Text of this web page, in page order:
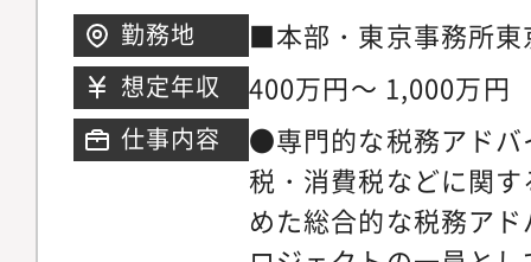
サービスの実現に関
ビスの会計・税務の
広げることができる
ド感を体感できる経
への貢献
勤務地
■本部・東京事務所東
丁目1番2号 東京ミ
三井タワー■大阪事
田町8番1号 大阪梅田
ス■名古屋事務所愛知
丁目1番3号 JRゲー
想定年収 400万円～ 1,000万円
仕事内容
●専門的な税務アドバ
税・消費税などに関
めた総合的な税務ア